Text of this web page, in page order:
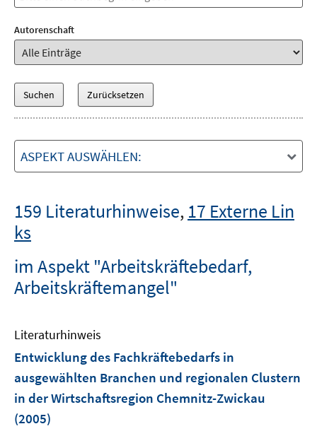
Autorenschaft
ASPEKT AUSWÄHLEN:
159 Literaturhinweise, 17 Externe Lin
ks
im Aspekt "Arbeitskräftebedarf,
Arbeitskräftemangel"
Literaturhinweis
Entwicklung des Fachkräftebedarfs in
ausgewählten Branchen und regionalen Clustern
in der Wirtschaftsregion Chemnitz-Zwickau
(2005)